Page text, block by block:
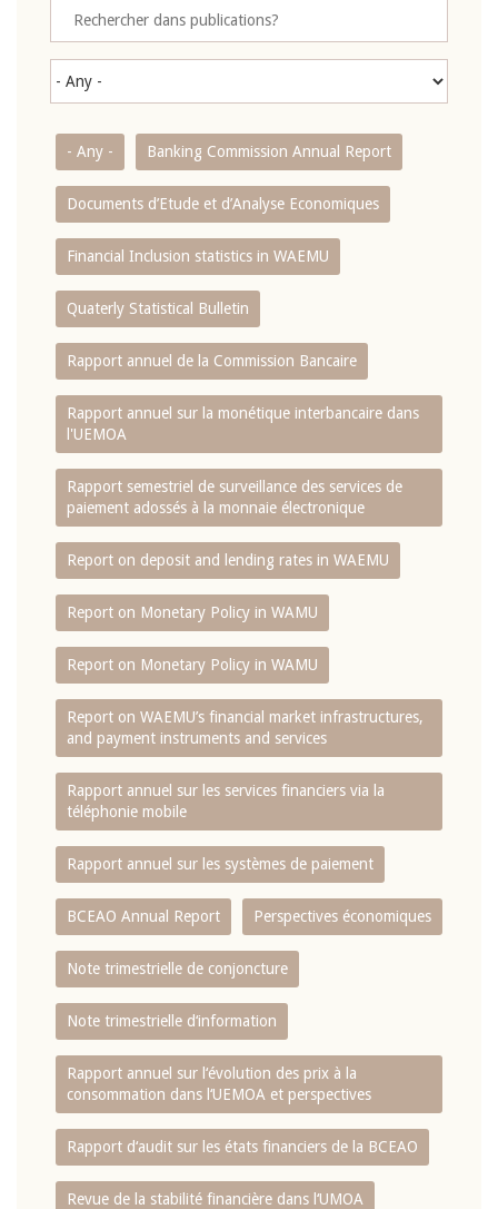
- Any - Banking Commission Annual Report
Documents d’Etude et d’Analyse Economiques
Financial Inclusion statistics in WAEMU
Quaterly Statistical Bulletin
Rapport annuel de la Commission Bancaire
Rapport annuel sur la monétique interbancaire dans
l'UEMOA
Rapport semestriel de surveillance des services de
paiement adossés à la monnaie électronique
Report on deposit and lending rates in WAEMU
Report on Monetary Policy in WAMU
Report on Monetary Policy in WAMU
Report on WAEMU’s financial market infrastructures,
and payment instruments and services
Rapport annuel sur les services financiers via la
téléphonie mobile
Rapport annuel sur les systèmes de paiement
BCEAO Annual Report Perspectives économiques
Note trimestrielle de conjoncture
Note trimestrielle d‘information
Rapport annuel sur l‘évolution des prix à la
consommation dans l‘UEMOA et perspectives
Rapport d‘audit sur les états financiers de la BCEAO
Revue de la stabilité financière dans l‘UMOA